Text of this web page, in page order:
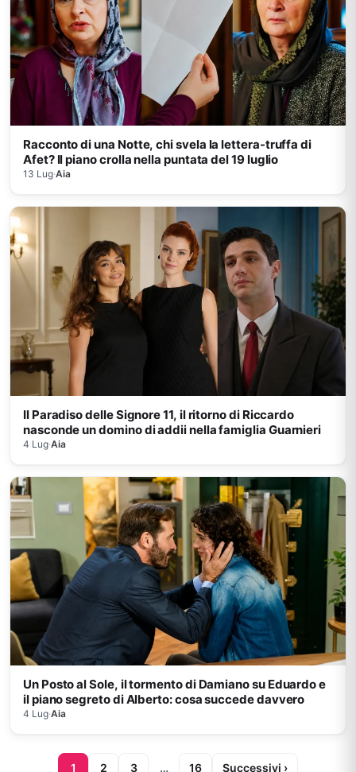
Racconto di una Notte, chi svela la lettera-truffa di
Afet? Il piano crolla nella puntata del 19 luglio
13 Lug·Aia
Il Paradiso delle Signore 11, il ritorno di Riccardo
nasconde un domino di addii nella famiglia Guarnieri
4 Lug·Aia
Un Posto al Sole, il tormento di Damiano su Eduardo e
il piano segreto di Alberto: cosa succede davvero
4 Lug·Aia
1 2 3 … 16 Successivi ›